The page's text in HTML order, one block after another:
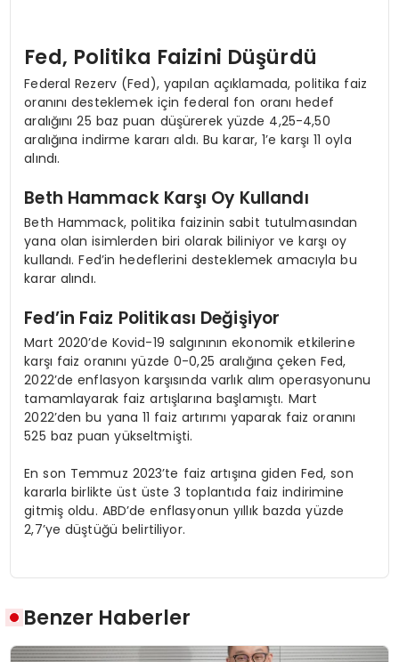
Fed, Politika Faizini Düşürdü
Federal Rezerv (Fed), yapılan açıklamada, politika faiz
oranını desteklemek için federal fon oranı hedef
aralığını 25 baz puan düşürerek yüzde 4,25-4,50
aralığına indirme kararı aldı. Bu karar, 1’e karşı 11 oyla
alındı.
Beth Hammack Karşı Oy Kullandı
Beth Hammack, politika faizinin sabit tutulmasından
yana olan isimlerden biri olarak biliniyor ve karşı oy
kullandı. Fed’in hedeflerini desteklemek amacıyla bu
karar alındı.
Fed’in Faiz Politikası Değişiyor
Mart 2020’de Kovid-19 salgınının ekonomik etkilerine
karşı faiz oranını yüzde 0-0,25 aralığına çeken Fed,
2022’de enflasyon karşısında varlık alım operasyonunu
tamamlayarak faiz artışlarına başlamıştı. Mart
2022’den bu yana 11 faiz artırımı yaparak faiz oranını
525 baz puan yükseltmişti.
En son Temmuz 2023’te faiz artışına giden Fed, son
kararla birlikte üst üste 3 toplantıda faiz indirimine
gitmiş oldu. ABD’de enflasyonun yıllık bazda yüzde
2,7’ye düştüğü belirtiliyor.
Benzer Haberler